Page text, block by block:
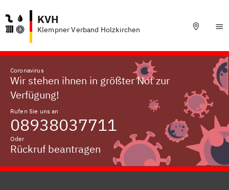
KVH
Klempner Verband Holzkirchen
Coronavirus
Wir stehen ihnen in größter Not zur
Verfügung!
Rufen Sie uns an
08938037711
Oder
Rückruf beantragen